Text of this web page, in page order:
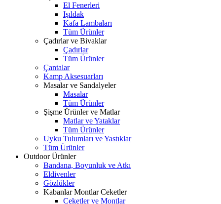
El Fenerleri
Işıldak
Kafa Lambaları
Tüm Ürünler
Çadırlar ve Bivaklar
Çadırlar
Tüm Ürünler
Çantalar
Kamp Aksesuarları
Masalar ve Sandalyeler
Masalar
Tüm Ürünler
Şişme Ürünler ve Matlar
Matlar ve Yataklar
Tüm Ürünler
Uyku Tulumları ve Yastıklar
Tüm Ürünler
Outdoor Ürünler
Bandana, Boyunluk ve Atkı
Eldivenler
Gözlükler
Kabanlar Montlar Ceketler
Ceketler ve Montlar